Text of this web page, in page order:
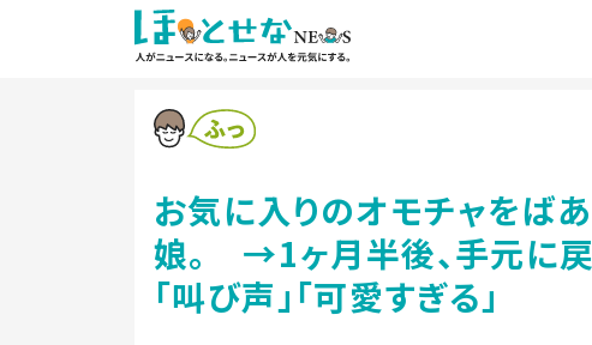
お気に入りのオモチャをば
娘。 →1ヶ月半後、手元に
「叫び声」「可愛すぎる」